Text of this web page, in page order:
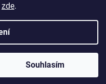
zde.
Souhlasím
práva vyhrazena.